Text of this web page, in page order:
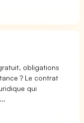
obligations
? Le contrat
qui